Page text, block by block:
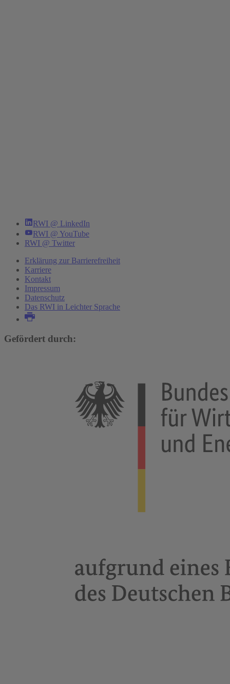
RWI @ LinkedIn
RWI @ YouTube
RWI @ Twitter
Erklärung zur Barrierefreiheit
Karriere
Kontakt
Impressum
Datenschutz
Das RWI in Leichter Sprache
Gefördert durch: